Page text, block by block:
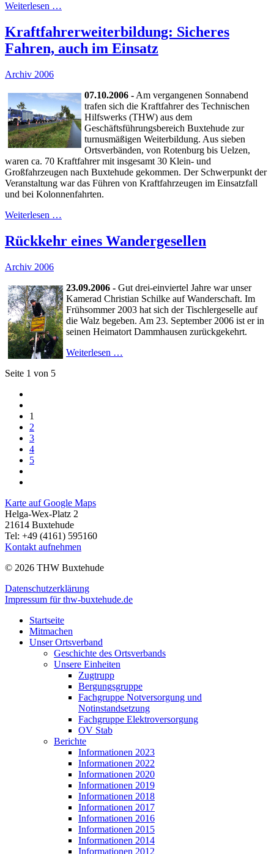
Weiterlesen …
Kraftfahrerweiterbildung: Sicheres
Fahren, auch im Einsatz
Archiv 2006
07.10.2006 - Am vergangenen Sonnabend
trafen sich die Kraftfahrer des Technischen
Hilfswerks (THW) aus dem
Geschäftsführungsbereich Buxtehude zur
turnusmäßigen Weiterbildung. Aus sieben
Ortsverbänden, von Rotenburg bis Uelzen,
waren ca. 70 Kraftfahrer mit insgesamt 30 Klein- und
Großfahrzeugen nach Buxtehude gekommen. Der Schwerpunkt der
Veranstaltung war das Führen von Kraftfahrzeugen im Einsatzfall
und bei Kolonnenfahrten.
Weiterlesen …
Rückkehr eines Wandergesellen
Archiv 2006
23.09.2006 - Gut drei-einviertel Jahre war unser
Kamerad Christian Schilke auf Wanderschaft. Im
Frühsommer 2003 hat sich der Tischlergeselle auf
die Walz begeben. Am 23. September 2006 ist er in
seinen Heimatort Dammhausen zurückgekehrt.
Weiterlesen …
Seite 1 von 5
1
2
3
4
5
Karte auf Google Maps
Helga-Wex-Platz 2
21614 Buxtehude
Tel: +49 (4161) 595160
Kontakt aufnehmen
© 2026 THW Buxtehude
Datenschutzerklärung
Impressum für thw-buxtehude.de
Startseite
Mitmachen
Unser Ortsverband
Geschichte des Ortsverbands
Unsere Einheiten
Zugtrupp
Bergungsgruppe
Fachgruppe Notversorgung und
Notinstandsetzung
Fachgruppe Elektroversorgung
OV Stab
Berichte
Informationen 2023
Informationen 2022
Informationen 2020
Informationen 2019
Informationen 2018
Informationen 2017
Informationen 2016
Informationen 2015
Informationen 2014
Informationen 2012